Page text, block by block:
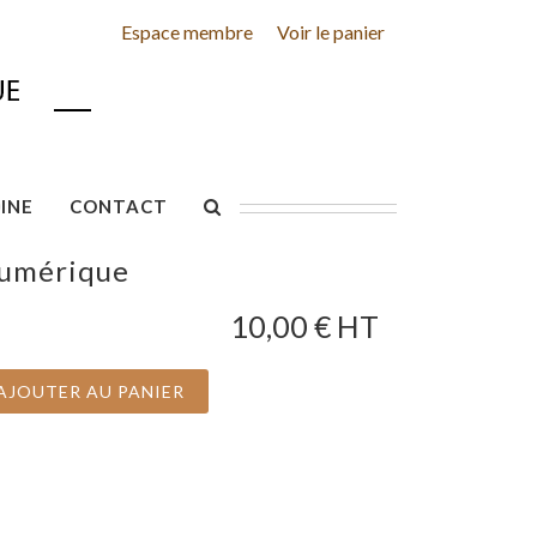
Espace membre Voir le panier
CONTACT
10,00 € HT
AU PANIER